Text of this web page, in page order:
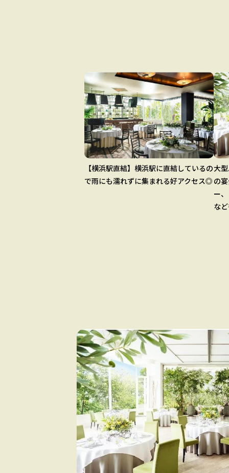
【横浜駅直結】横浜駅に直結しているの
で雨にも濡れずに集まれる好アクセス◎
大
の
ー
な